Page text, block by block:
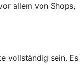
allem von Shops,
vollständig sein. Es